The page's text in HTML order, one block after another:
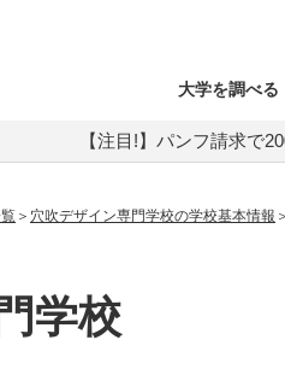
大学を調べる
【注目!】パンフ請求で
穴吹デザイン専門学校の学校基本情報
学校